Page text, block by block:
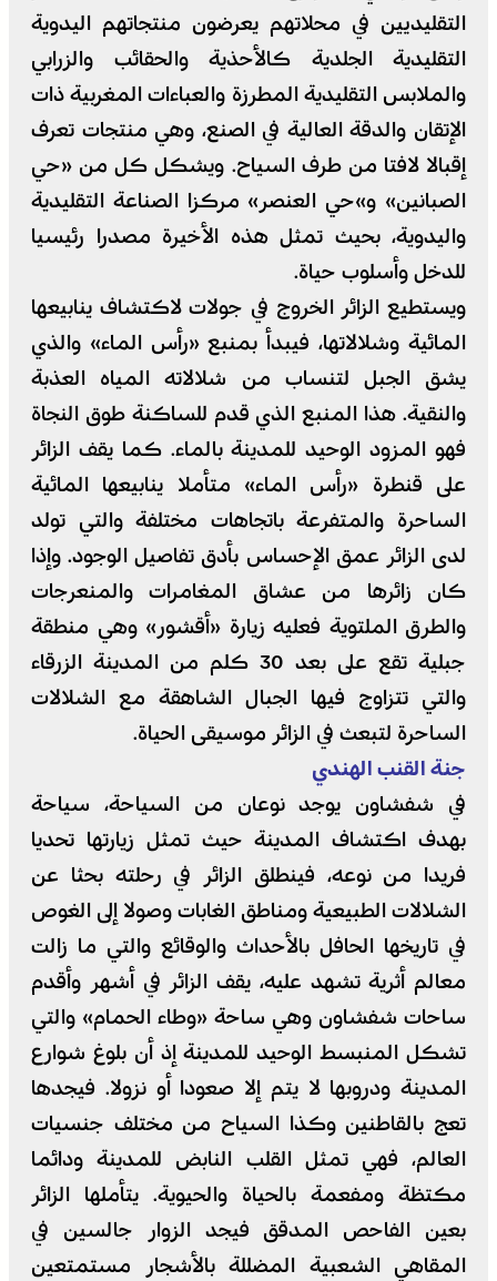
التقليديين في محلاتهم يعرضون منتجاتهم اليدوية
التقليدية الجلدية كالأحذية والحقائب والزرابي
والملابس التقليدية المطرزة والعباءات المغربية ذات
الإتقان والدقة العالية في الصنع، وهي منتجات تعرف
إقبالا لافتا من طرف السياح. ويشكل كل من «حي
الصبانين» و»حي العنصر» مركزا الصناعة التقليدية
واليدوية، بحيث تمثل هذه الأخيرة مصدرا رئيسيا
للدخل وأسلوب حياة.
ويستطيع الزائر الخروج في جولات لاكتشاف ينابيعها
المائية وشلالاتها، فيبدأ بمنبع «رأس الماء» والذي
يشق الجبل لتنساب من شلالاته المياه العذبة
والنقية. هذا المنبع الذي قدم للساكنة طوق النجاة
فهو المزود الوحيد للمدينة بالماء. كما يقف الزائر
على قنطرة «رأس الماء» متأملا ينابيعها المائية
الساحرة والمتفرعة باتجاهات مختلفة والتي تولد
لدى الزائر عمق الإحساس بأدق تفاصيل الوجود. وإذا
كان زائرها من عشاق المغامرات والمنعرجات
والطرق الملتوية فعليه زيارة «أقشور» وهي منطقة
جبلية تقع على بعد 30 كلم من المدينة الزرقاء
والتي تتزاوج فيها الجبال الشاهقة مع الشلالات
الساحرة لتبعث في الزائر موسيقى الحياة.
جنة القنب الهندي
في شفشاون يوجد نوعان من السياحة، سياحة
بهدف اكتشاف المدينة حيث تمثل زيارتها تحديا
فريدا من نوعه، فينطلق الزائر في رحلته بحثا عن
الشلالات الطبيعية ومناطق الغابات وصولا إلى الغوص
في تاريخها الحافل بالأحداث والوقائع والتي ما زالت
معالم أثرية تشهد عليه، يقف الزائر في أشهر وأقدم
ساحات شفشاون وهي ساحة «وطاء الحمام» والتي
تشكل المنبسط الوحيد للمدينة إذ أن بلوغ شوارع
المدينة ودروبها لا يتم إلا صعودا أو نزولا. فيجدها
تعج بالقاطنين وكذا السياح من مختلف جنسيات
العالم، فهي تمثل القلب النابض للمدينة ودائما
مكتظة ومفعمة بالحياة والحيوية. يتأملها الزائر
بعين الفاحص المدقق فيجد الزوار جالسين في
المقاهي الشعبية المضللة بالأشجار مستمتعين